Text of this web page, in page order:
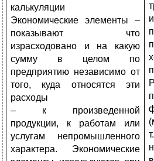
калькуляции
Экономические элементы –
показывают что
израсходовано и на какую
сумму в целом по
предприятию независимо от
того, куда относятся эти
расходы
– к произведенной
продукции, к работам или
услугам непромышленного
характера. Экономические